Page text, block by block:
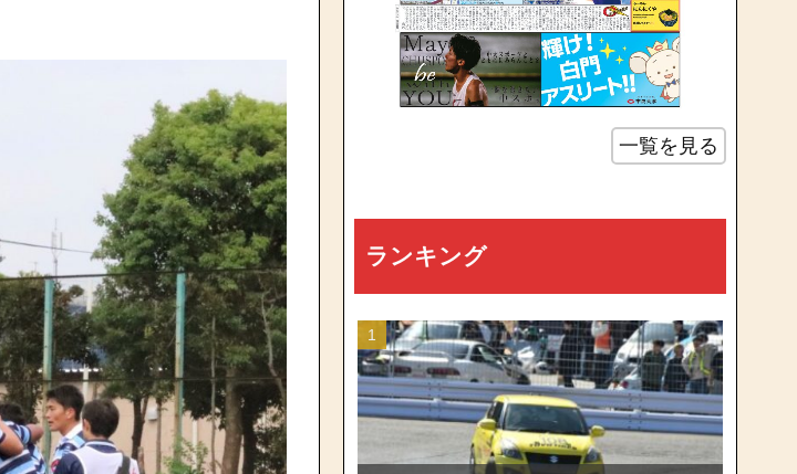
一覧を見る
ランキング